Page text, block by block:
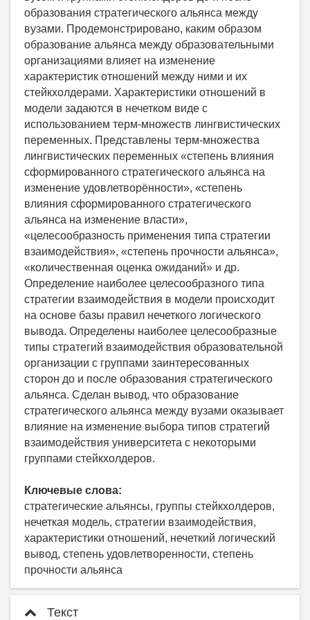
образования стратегического альянса между
вузами. Продемонстрировано, каким образом
образование альянса между образовательными
организациями влияет на изменение
характеристик отношений между ними и их
стейкхолдерами. Характеристики отношений в
модели задаются в нечетком виде с
использованием терм-множеств лингвистических
переменных. Представлены терм-множества
лингвистических переменных «степень влияния
сформированного стратегического альянса на
изменение удовлетворённости», «степень
влияния сформированного стратегического
альянса на изменение власти»,
«целесообразность применения типа стратегии
взаимодействия», «степень прочности альянса»,
«количественная оценка ожиданий» и др.
Определение наиболее целесообразного типа
стратегии взаимодействия в модели происходит
на основе базы правил нечеткого логического
вывода. Определены наиболее целесообразные
типы стратегий взаимодействия образовательной
организации с группами заинтересованных
сторон до и после образования стратегического
альянса. Сделан вывод, что образование
стратегического альянса между вузами оказывает
влияние на изменение выбора типов стратегий
взаимодействия университета с некоторыми
группами стейкхолдеров.
Ключевые слова:
стратегические альянсы, группы стейкхолдеров,
нечеткая модель, стратегии взаимодействия,
характеристики отношений, нечеткий логический
вывод, степень удовлетворенности, степень
прочности альянса
Текст